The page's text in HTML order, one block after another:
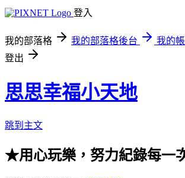
登入
我的部落格 我的部落格後台
我的
登出
思思幸福小天地
跳到主文
★用心玩樂，努力紀錄每一